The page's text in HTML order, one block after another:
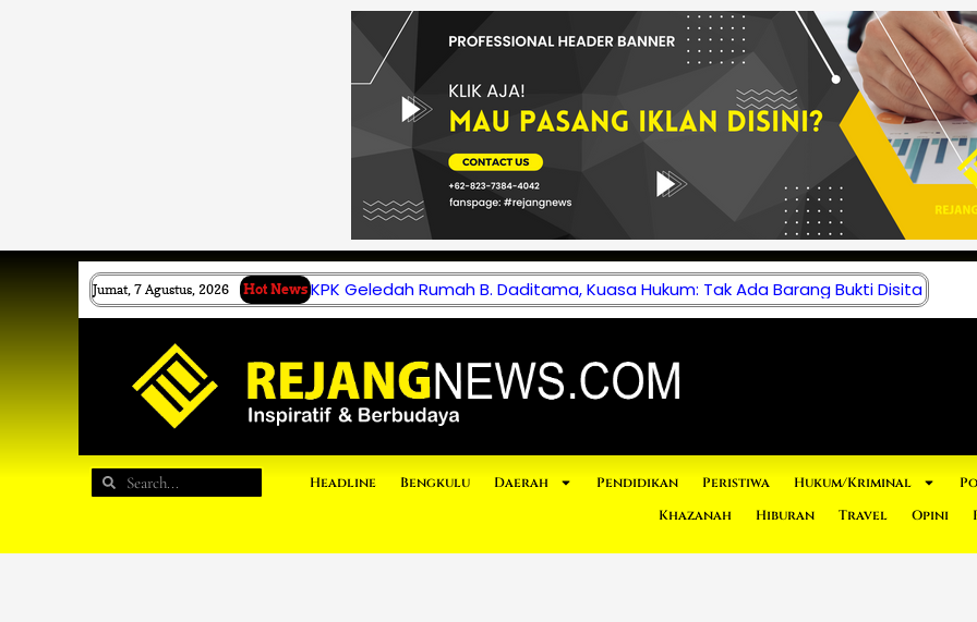
Jumat, 7 Agustus, 2026 Hot News KPK Geledah Rumah B. Daditama, Kuasa Hukum: Tak Ada Barang Bukti Disita
Search
Search Headline Bengkulu Daerah Pendidikan Peristiwa Hukum/Kriminal
Khazanah
Hiburan Travel Opini